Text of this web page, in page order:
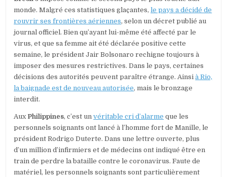
monde. Malgré ces statistiques glaçantes,le pays a décidé de
rouvrir ses frontières aériennes, selon un décret publié au
journal officiel. Bien qu’ayant lui-même été affecté par le
virus, et que sa femme ait été déclarée positive cette
semaine, le président Jair Bolsonaro rechigne toujours à
imposer des mesures restrictives. Dans le pays, certaines
décisions des autorités peuvent paraître étrange. Ainsià Rio,
la baignade est de nouveau autorisée, mais le bronzage
interdit.
Aux Philippines, c’est unvéritable cri d’alarme que les
personnels soignants ont lancé à l’homme fort de Manille, le
président Rodrigo Duterte. Dans une lettre ouverte, plus
d’un million d’infirmiers et de médecins ont indiqué être en
train de perdre la bataille contre le coronavirus. Faute de
matériel, les personnels soignants sont particulièrement